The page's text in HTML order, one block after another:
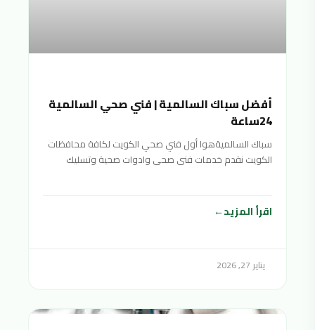
أفضل سباك السالمية | فني صحي السالمية
24ساعة
سباك السالميةهوا أول فني صحي الكويت لكافة محافظات
الكويت نقدم خدمات فنى صحى وادوات صحية وتسليك
اقرأ المزيد
يناير 27, 2026